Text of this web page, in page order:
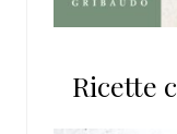
Ricette